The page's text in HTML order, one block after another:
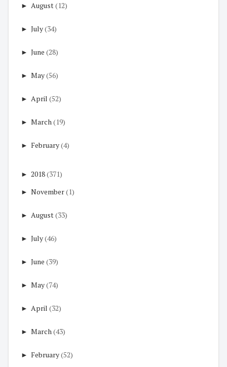
► August(12)
► July(34)
► June (28)
► May(56)
► April (52)
► March(19)
► February(4)
► 2018(371)
► November(1)
► August(33)
► July(46)
► June (39)
► May(74)
► April (32)
► March(43)
► February(52)